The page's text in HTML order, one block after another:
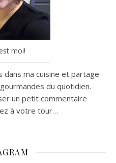
moi!
dans ma cuisine et partage
du quotidien.
un petit commentaire
à votre tour…